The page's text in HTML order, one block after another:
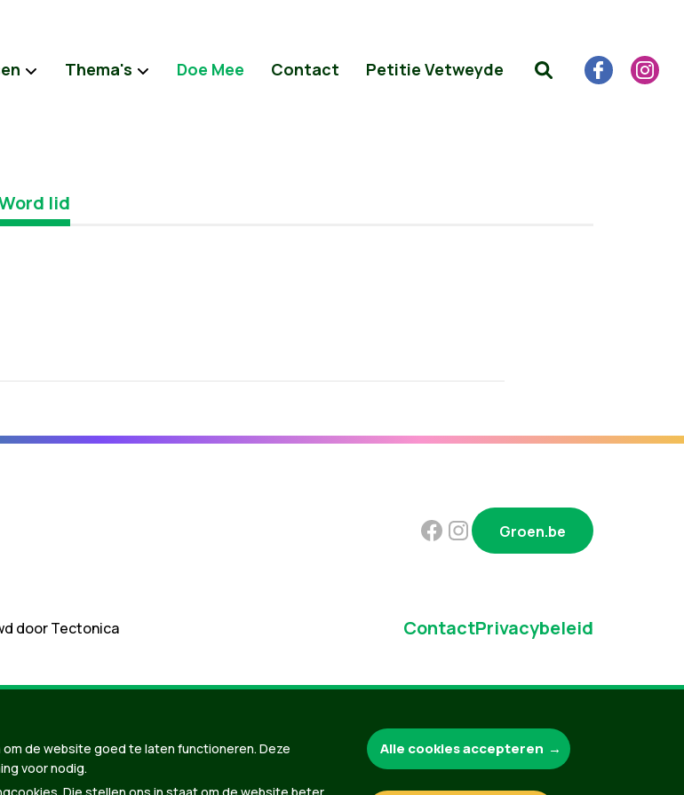
Thema's Doe Mee Contact Petitie Vetweyde
lid
Groen.be
doorTectonica ContactPrivacybeleid
de website goed te laten functioneren. Deze
voor nodig.
Alle cookies accepteren